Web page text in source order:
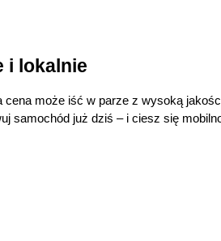
i lokalnie
cena może iść w parze z wysoką
samochód już dziś – i ciesz się